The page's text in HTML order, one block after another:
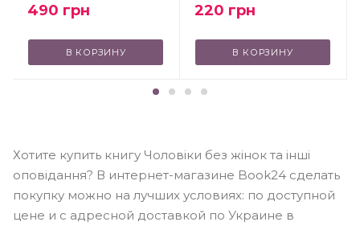
490 грн
В КОРЗИНУ
220 грн
В КОРЗИНУ
Хотите купить книгу Чоловіки без жінок та інші
оповідання? В интернет-магазине Book24 сделать
покупку можно на лучших условиях: по доступной
цене и с адресной доставкой по Украине в